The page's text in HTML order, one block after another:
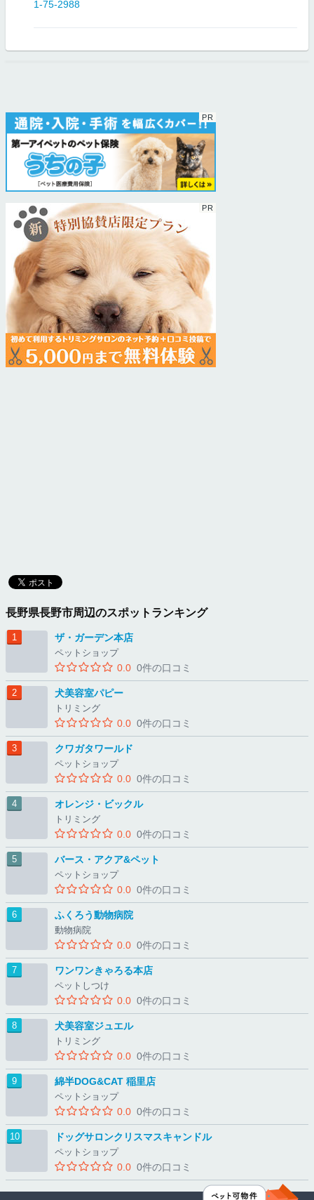
1-75-2988
長野県長野市周辺のスポットランキング
ザ・ガーデン本店
ペットショップ
0.0 0件の口コミ
犬美容室パピー
トリミング
0.0 0件の口コミ
クワガタワールド
ペットショップ
0.0 0件の口コミ
オレンジ・ビックル
トリミング
0.0 0件の口コミ
バース・アクア&ペット
ペットショップ
0.0 0件の口コミ
ふくろう動物病院
動物病院
0.0 0件の口コミ
ワンワンきゃろる本店
ペットしつけ
0.0 0件の口コミ
犬美容室ジュエル
トリミング
0.0 0件の口コミ
綿半DOG&CAT 稲里店
ペットショップ
0.0 0件の口コミ
ドッグサロンクリスマスキャンドル
ペットショップ
0.0 0件の口コミ